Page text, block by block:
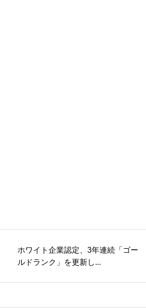
ホワイト企業認定、3年連続「ゴー
ルドランク」を更新し...